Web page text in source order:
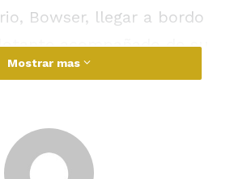
Bowser, llegar a bordo
acompañado de su
para invadir un reino
logra conseguir una
después vemos a mario
Mostrar mas